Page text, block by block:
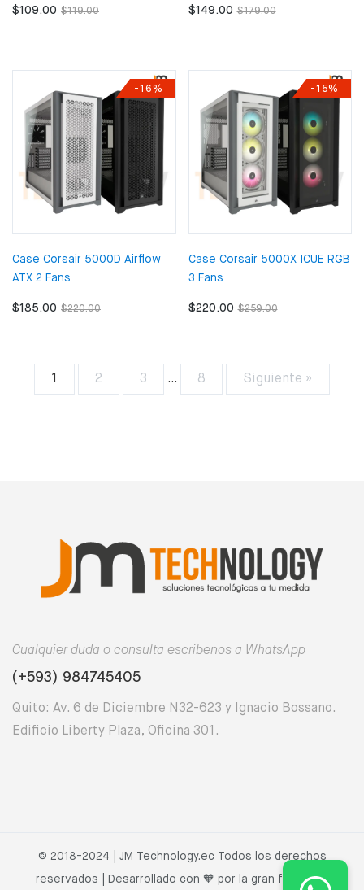
$109.00 $119.00 $149.00 $179.00
-16%
Case Corsair 5000D Airflow
ATX 2 Fans
$185.00 $220.00
-15%
Case Corsair 5000X ICUE RGB
3 Fans
$220.00 $259.00
1 2 3 … 8 Siguiente »
Cualquier duda o consulta escribenos a WhatsApp
(+593) 984745405
Quito: Av. 6 de Diciembre N32-623 y Ignacio Bossano.
Edificio Liberty Plaza, Oficina 301.
© 2018-2024 | JM Technology.ec Todos los derechos
reservados | Desarrollado con 🧡 por la gran familia JM